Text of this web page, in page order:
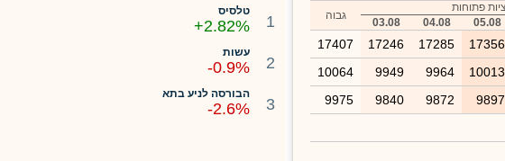
פתוחות
גבוה
05.08
04.08
03.08
17356
17285
17246
17407
10013
9964
9949
10064
9897
9872
9840
9975
1
טלסיס
+2.82%
2
עשות
-0.9%
3
הבורסה לניע בתא
-2.6%